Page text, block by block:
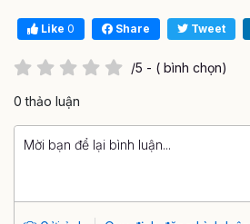
Like 0 Share Tweet
/5 - ( bình chọn)
0 thảo luận